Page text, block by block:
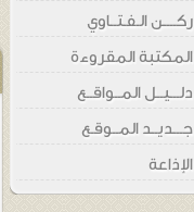
ركــــن الـفـتــاوي
المكتبة المقروءة
دلـــيــل المــواقــع
جـــديــد المــوقـع
الإذاعة